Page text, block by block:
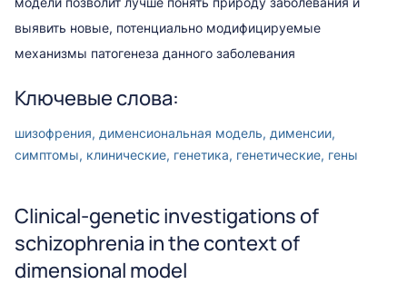
выявить новые, потенциально модифицируемые
механизмы патогенеза данного заболевания
Ключевые слова:
шизофрения, дименсиональная модель, дименсии,
симптомы, клинические, генетика, генетические, гены
Clinical-genetic investigations of
schizophrenia in the context of
dimensional model